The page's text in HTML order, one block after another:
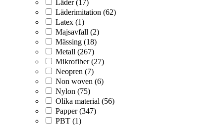
Läder (17)
Läderimitation (62)
Latex (1)
Majsavfall (2)
Mässing (18)
Metall (267)
Mikrofiber (27)
Neopren (7)
Non woven (6)
Nylon (75)
Olika material (56)
Papper (347)
PBT (1)